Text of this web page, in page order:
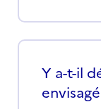
Y a-t-il